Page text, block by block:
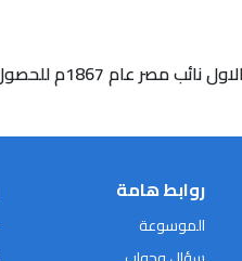
وهو لقب الخديوي مقابل 1300 دولار
روابط هامة
الموسوعة